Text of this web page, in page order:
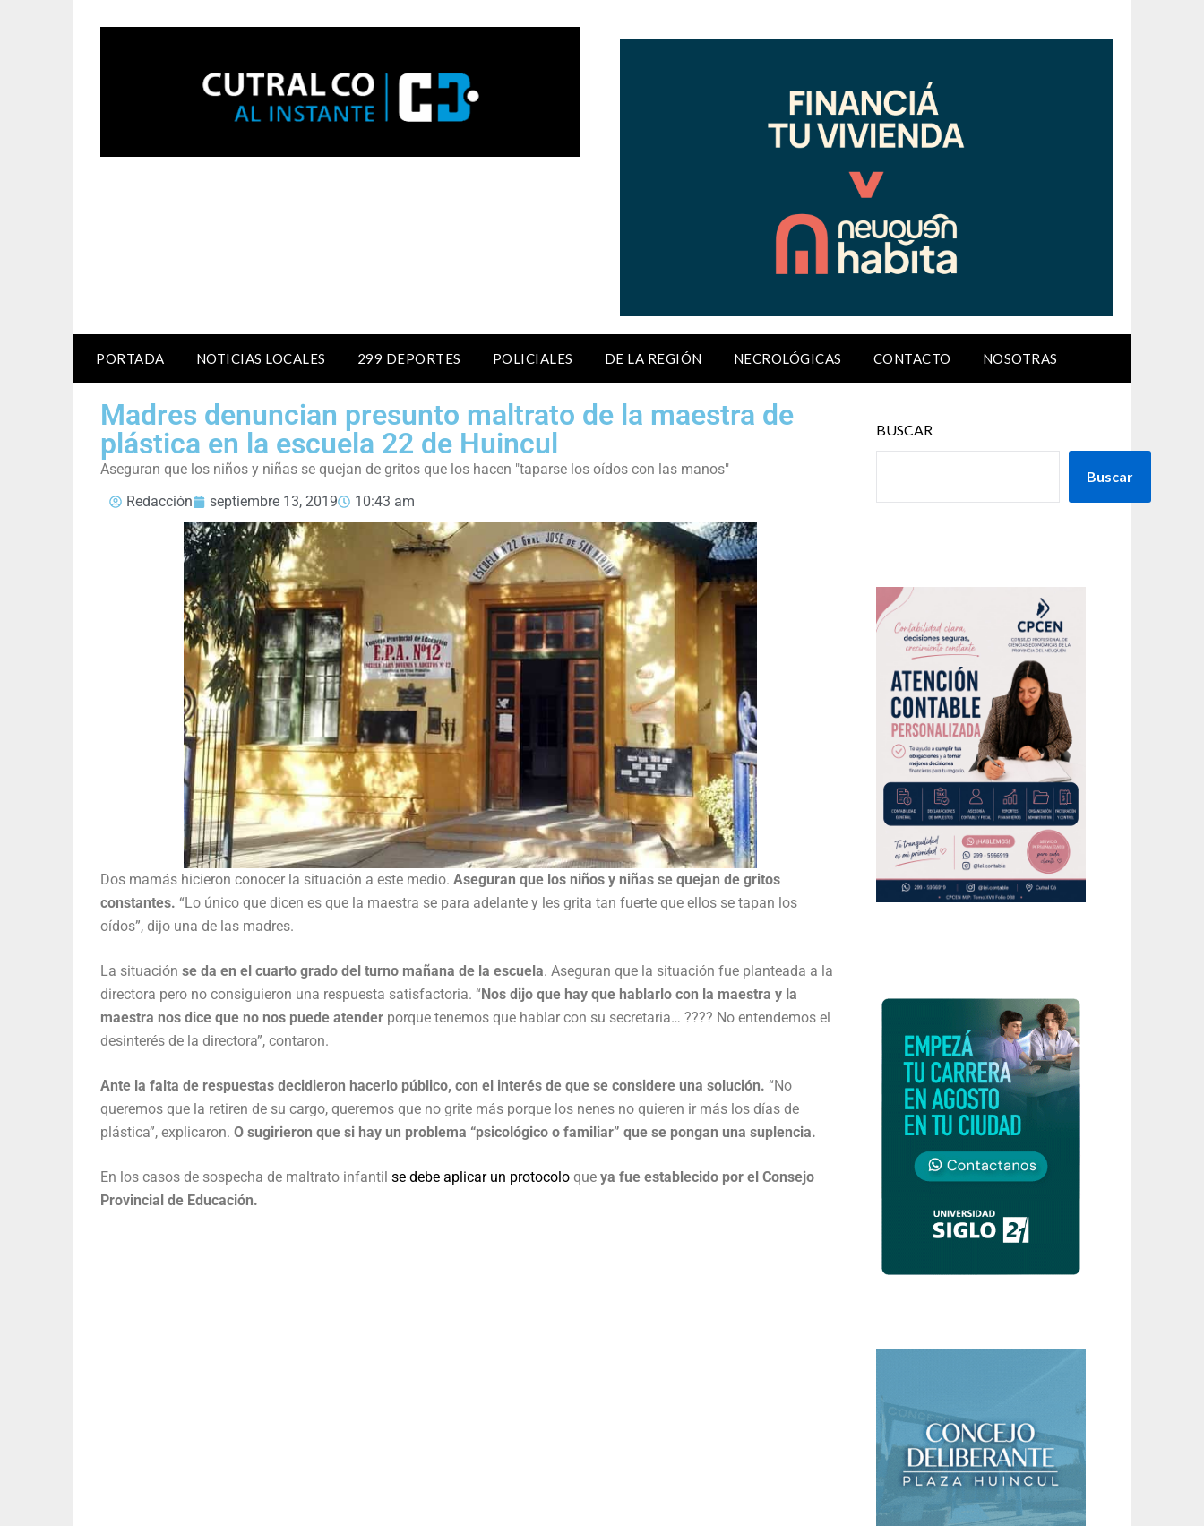
PORTADA NOTICIAS LOCALES 299 DEPORTES POLICIALES DE LA REGIÓN NECROLÓGICAS CONTACTO NOSOTRAS
Madres denuncian presunto maltrato de la maestra de
plástica en la escuela 22 de Huincul
Aseguran que los niños y niñas se quejan de gritos que los hacen "taparse los oídos con las manos"
Redacción
septiembre 13, 2019 10:43 am
Dos mamás hicieron conocer la situación a este medio. Aseguran que los niños y niñas se quejan de gritos
constantes. “Lo único que dicen es que la maestra se para adelante y les grita tan fuerte que ellos se tapan los
oídos”, dijo una de las madres.
La situación se da en el cuarto grado del turno mañana de la escuela. Aseguran que la situación fue planteada a la
directora pero no consiguieron una respuesta satisfactoria. “Nos dijo que hay que hablarlo con la maestra y la
maestra nos dice que no nos puede atender porque tenemos que hablar con su secretaria… ???? No entendemos el
desinterés de la directora”, contaron.
Ante la falta de respuestas decidieron hacerlo público, con el interés de que se considere una solución. “No
queremos que la retiren de su cargo, queremos que no grite más porque los nenes no quieren ir más los días de
plástica”, explicaron. O sugirieron que si hay un problema “psicológico o familiar” que se pongan una suplencia.
En los casos de sospecha de maltrato infantil se debe aplicar un protocolo que ya fue establecido por el Consejo
Provincial de Educación.
BUSCAR
Buscar